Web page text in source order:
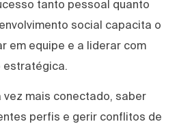
tanto pessoal quanto
social capacita o
em equipe e a liderar com
estratégica.
vez mais conectado, saber
perfis e gerir conflitos de